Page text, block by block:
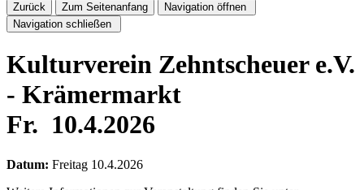
Zurück Zum Seitenanfang
Navigation öffnen
Navigation schließen
Kulturverein Zehntscheuer e.V.
- Krämermarkt
Fr. 10.4.2026
Datum: Freitag 10.4.2026